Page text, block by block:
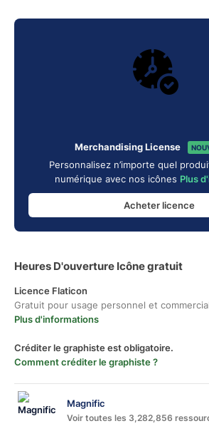
Merchandising License
Personnalisez n’importe quel
numérique avec nos icônes Plus
Acheter licence
Heures D'ouverture Icône gratuit
Licence Flaticon
Gratuit pour usage personnel et
Plus d'informations
Créditer le graphiste est obligatoire.
Comment créditer le graphiste ?
Magnific
Voir toutes les 3,282,856